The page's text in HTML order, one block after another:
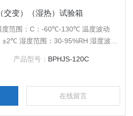
交变）（湿热）试验箱
度范围：C：-60℃-130℃ 温度波动
湿度范围：30-95%RH 湿度波动
电源电压：AC380V 50Hz
产品型号： BPHJS-120C
在线留言